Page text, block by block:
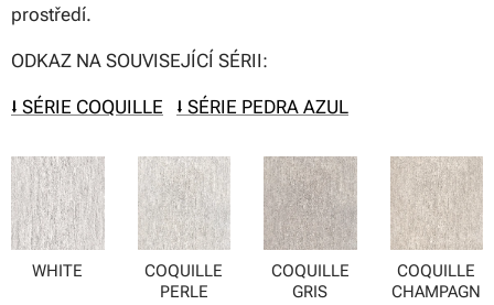
prostředí.
ODKAZ NA SOUVISEJÍCÍ SÉRII:
⭣ SÉRIE COQUILLE ⭣ SÉRIE PEDRA AZUL
WHITE
COQUILLE
PERLE
COQUILLE
GRIS
COQUILLE
CHAMPAGN